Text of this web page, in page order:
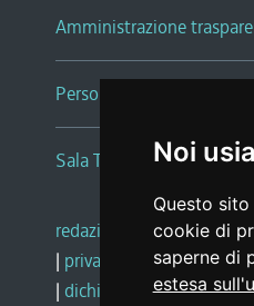
Noi
Questo
cookie di
saperne di
estesa
Amministrazione
Persone e Uffici
Sala Tiziano Tessitori
redazione web |note
| privacy
social media
| dichiarazione di